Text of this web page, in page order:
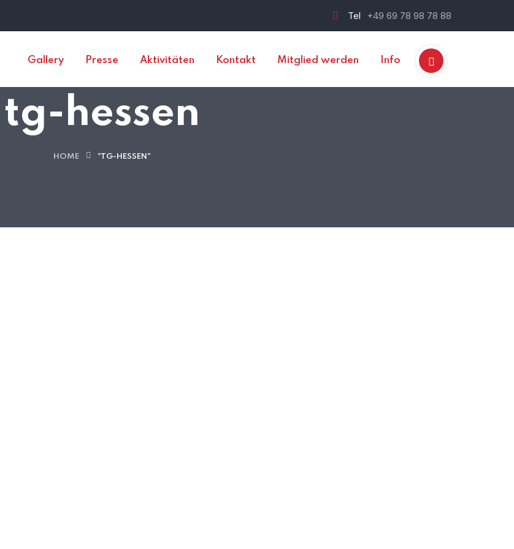
Tel +49 69 78 98 78 88
Gallery Presse Aktivitäten Kontakt Mitglied werden Info
tg-hessen
HOME "TG-HESSEN"